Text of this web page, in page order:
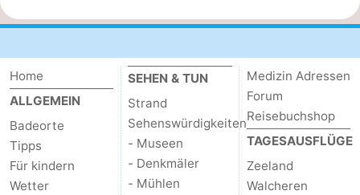
Home
ALLGEMEIN
Badeorte
Tipps
Für kindern
Wetter
SEHEN & TUN
Strand
Sehenswürdigkeiten
- Museen
- Denkmäler
- Mühlen
Medizin Adressen
Forum
Reisebuchshop
TAGESAUSFLÜGE
Zeeland
Walcheren